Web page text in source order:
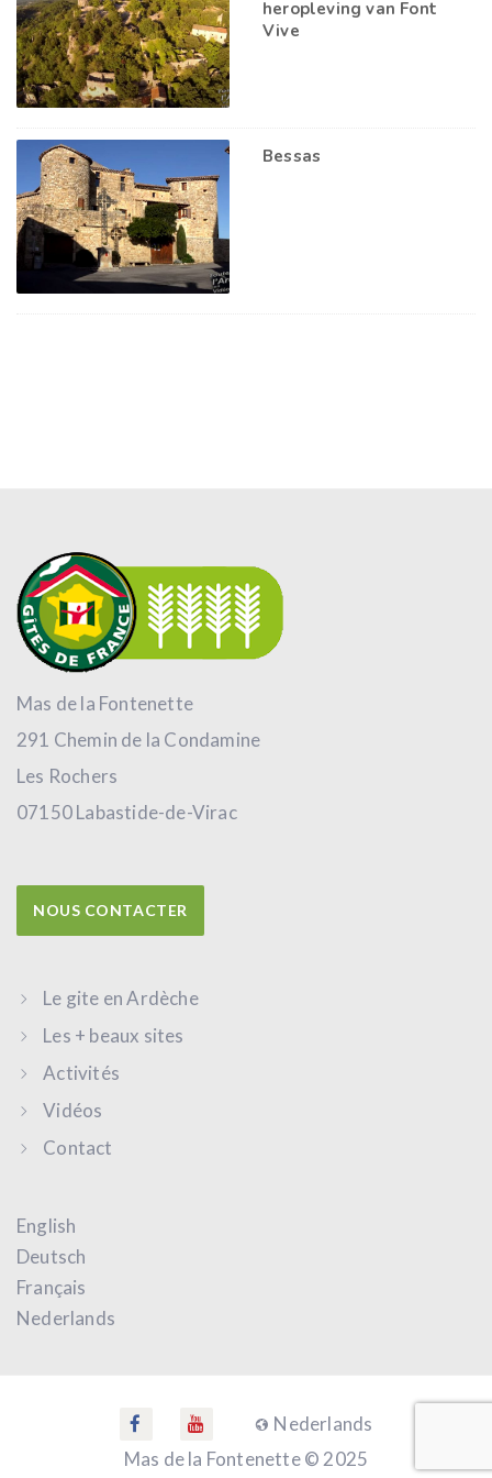
heropleving van Font
Vive
Bessas
Mas de la Fontenette
291 Chemin de la Condamine
Les Rochers
07150 Labastide-de-Virac
NOUS CONTACTER
Le gite en Ardèche
Les + beaux sites
Activités
Vidéos
Contact
English
Deutsch
Français
Nederlands
Nederlands
Mas de la Fontenette © 2025